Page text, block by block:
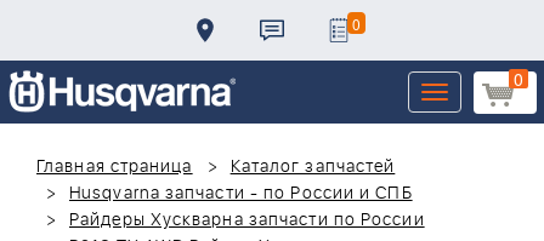
0
0
Toggle
navigation
Главная страница
Каталог запчастей
Husqvarna запчасти - по России и СПБ
Райдеры Хускварна запчасти по России